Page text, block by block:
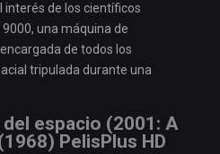
interés de los científicos
una máquina de
de todos los
tripulada durante una
espacio (2001: A
PelisPlus HD